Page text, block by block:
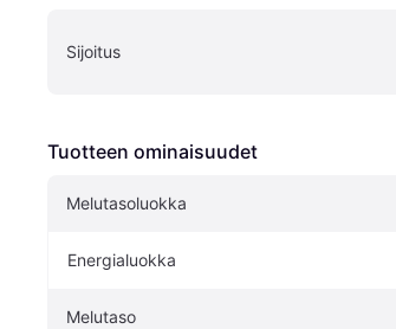
Sijoitus
Tuotteen ominaisuudet
Melutasoluokka
Energialuokka
Melutaso